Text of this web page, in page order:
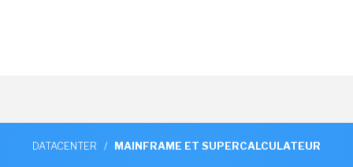
DATACENTER / MAINFRAME ET SUPERCALCULATEUR